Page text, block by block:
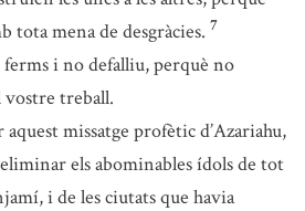
tota mena de desgràcies. 7
ferms i no defalliu, perquè no
vostre treball.
missatge profètic d’Azariahu,
els abominables ídols de tot
i de les ciutats que havia